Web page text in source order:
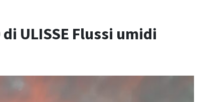
di ULISSE Flussi umidi